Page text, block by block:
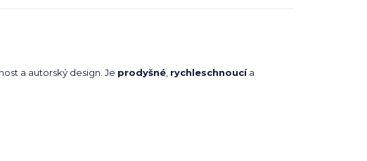
a autorský design. Je prodyšné rychleschnoucía